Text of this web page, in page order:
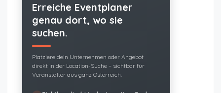
Erreiche Eventplaner
genau dort, wo sie
suchen.
Platziere dein Unternehmen oder Angebot
direkt in der Location-Suche – sichtbar für
Veranstalter aus ganz Österreich.